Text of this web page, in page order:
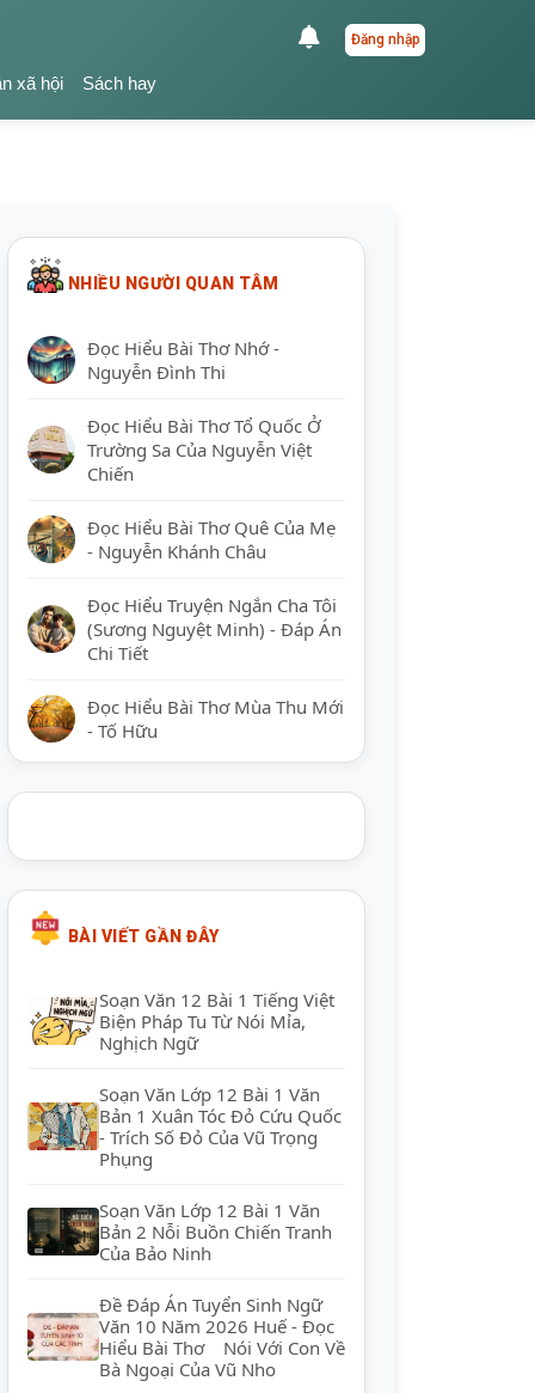
Đăng nhập
xã hội Sách hay
NHIỀU NGƯỜI QUAN TÂM
Đọc Hiểu Bài Thơ Nhớ -
Nguyễn Đình Thi
Đọc Hiểu Bài Thơ Tổ Quốc Ở
Trường Sa Của Nguyễn Việt
Chiến
Đọc Hiểu Bài Thơ Quê Của Mẹ
- Nguyễn Khánh Châu
Đọc Hiểu Truyện Ngắn Cha Tôi
(Sương Nguyệt Minh) - Đáp Án
Chi Tiết
Đọc Hiểu Bài Thơ Mùa Thu Mới
- Tố Hữu
BÀI VIẾT GẦN ĐÂY
Soạn Văn 12 Bài 1 Tiếng Việt
Biện Pháp Tu Từ Nói Mỉa,
Nghịch Ngữ
Soạn Văn Lớp 12 Bài 1 Văn
Bản 1 Xuân Tóc Đỏ Cứu Quốc
- Trích Số Đỏ Của Vũ Trọng
Phụng
Soạn Văn Lớp 12 Bài 1 Văn
Bản 2 Nỗi Buồn Chiến Tranh
Của Bảo Ninh
Đề Đáp Án Tuyển Sinh Ngữ
Văn 10 Năm 2026 Huế - Đọc
Hiểu Bài Thơ Nói Với Con Về
Bà Ngoại Của Vũ Nho